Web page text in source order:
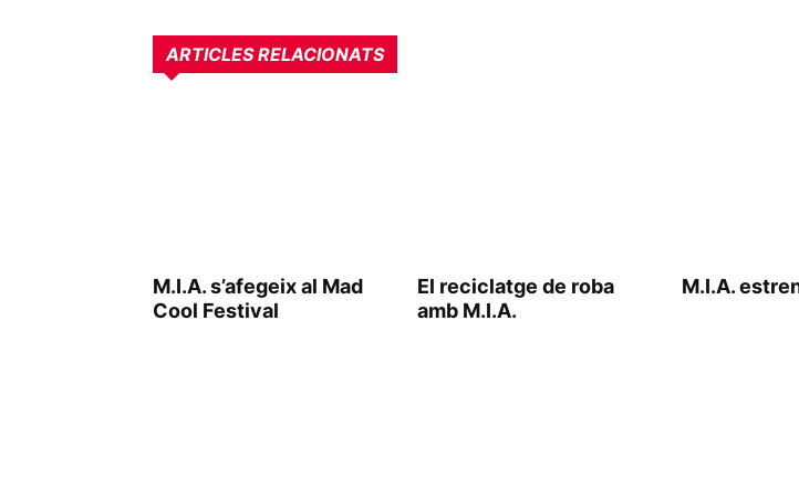
ARTICLES RELACIONATS
M.I.A. s’afegeix al Mad
Cool Festival
El reciclatge de roba
amb M.I.A.
M.I.A.